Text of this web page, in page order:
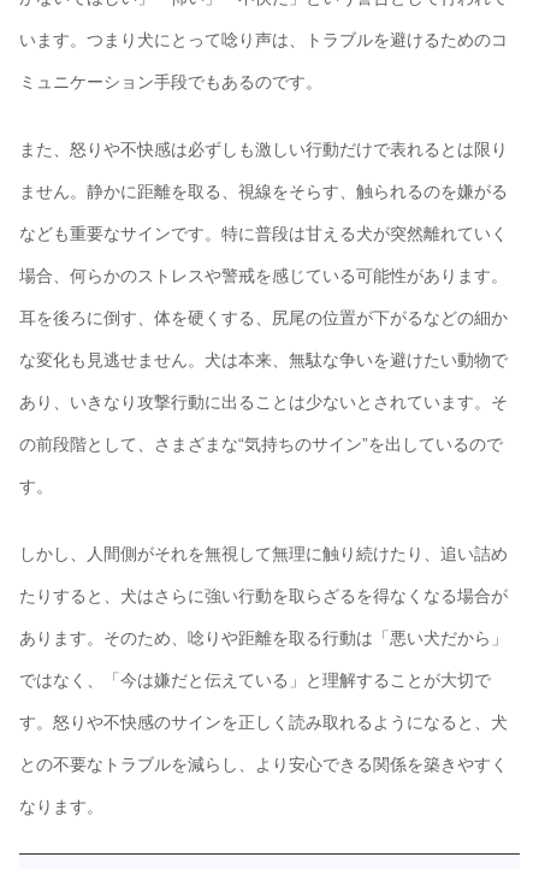
います。つまり犬にとって唸り声は、トラブルを避けるためのコ
ミュニケーション手段でもあるのです。
また、怒りや不快感は必ずしも激しい行動だけで表れるとは限り
ません。静かに距離を取る、視線をそらす、触られるのを嫌がる
なども重要なサインです。特に普段は甘える犬が突然離れていく
場合、何らかのストレスや警戒を感じている可能性があります。
耳を後ろに倒す、体を硬くする、尻尾の位置が下がるなどの細か
な変化も見逃せません。犬は本来、無駄な争いを避けたい動物で
あり、いきなり攻撃行動に出ることは少ないとされています。そ
の前段階として、さまざまな“気持ちのサイン”を出しているので
す。
しかし、人間側がそれを無視して無理に触り続けたり、追い詰め
たりすると、犬はさらに強い行動を取らざるを得なくなる場合が
あります。そのため、唸りや距離を取る行動は「悪い犬だから」
ではなく、「今は嫌だと伝えている」と理解することが大切で
す。怒りや不快感のサインを正しく読み取れるようになると、犬
との不要なトラブルを減らし、より安心できる関係を築きやすく
なります。